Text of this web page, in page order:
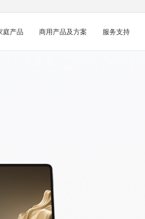
庭产品 商用产品及方案 服务支持